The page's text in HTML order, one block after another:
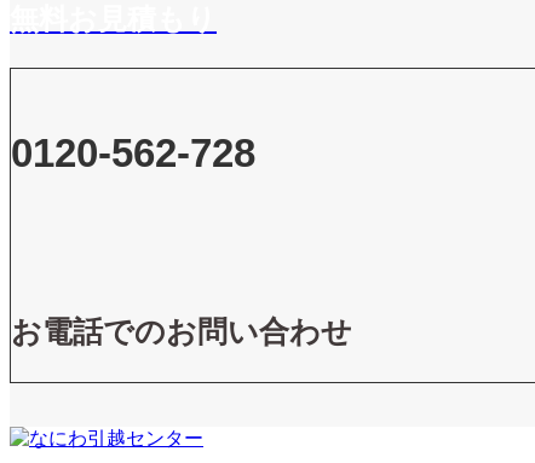
0120-562-728
お電話でのお問い合わせ